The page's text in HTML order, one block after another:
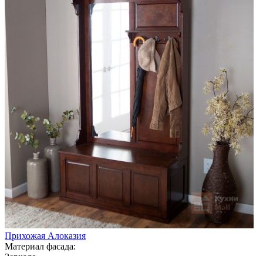
Прихожая Алоказия
Материал фасада: